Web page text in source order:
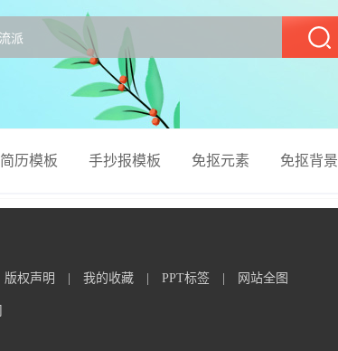
简历模板 手抄报模板 免抠元素 免抠背景
版权声明 我的收藏 PPT标签 网站全图